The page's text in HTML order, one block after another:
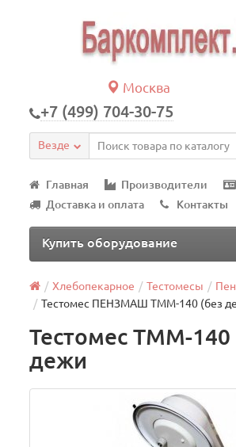
Москва
+7 (499) 704-30-75
Везде
Главная Производители
Доставка и оплата
Контакты
Купить оборудование
Хлебопекарное Тестомесы
Тестомес ПЕНЗМАШ ТММ-140 (без
Тестомес ТММ-140
дежи